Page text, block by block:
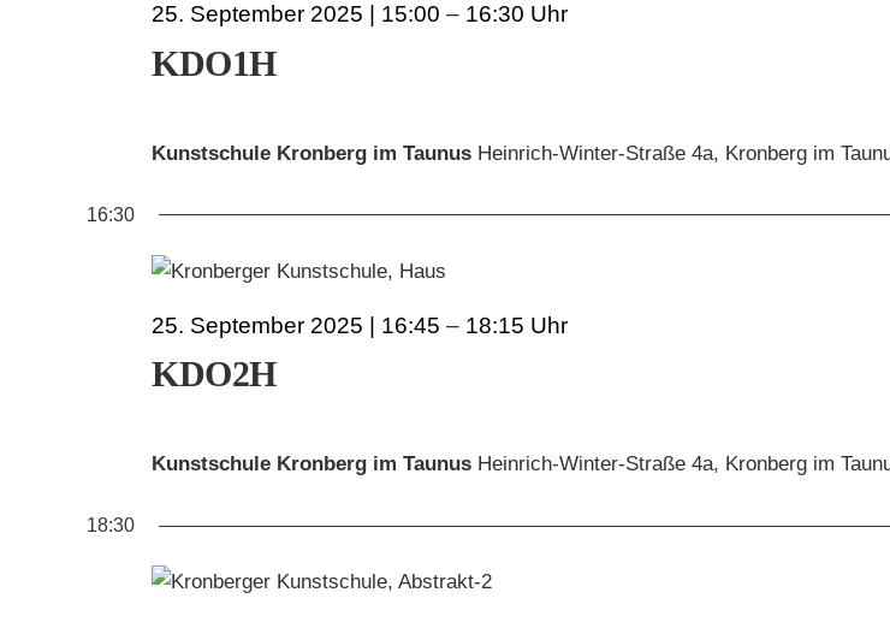
SEPTEMBER
KDO1H
25. September 2025 | 15:00 – 16:30
Kunstschule Kronberg im Taunus Heinrich-Winter-Straße 4a, Kronberg im
16:30
KDO2H
25. September 2025 | 16:45 – 18:15
Kunstschule Kronberg im Taunus Heinrich-Winter-Straße 4a, Kronberg im
18:30